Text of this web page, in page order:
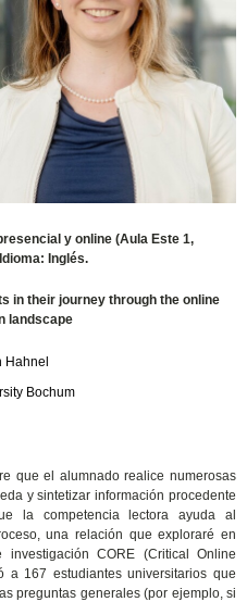
y online (Aula Este 1,
Inglés.
in their journey through the online
landscape
Hahnel
Bochum
que el alumnado realice numerosas
y sintetizar información procedente
la competencia lectora ayuda al
una relación que exploraré en
CORE (Critical Online
a 167 estudiantes universitarios que
preguntas generales (por ejemplo, si